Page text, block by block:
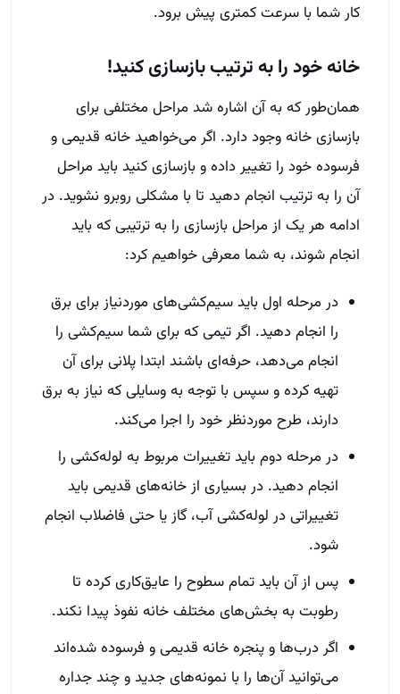
کار شما با سرعت کمتری پیش برود.
خانه خود را به ترتیب بازسازی کنید!
همان‌طور که به آن اشاره شد مراحل مختلفی برای
بازسازی خانه وجود دارد. اگر می‌خواهید خانه قدیمی و
فرسوده خود را تغییر داده و بازسازی کنید باید مراحل
آن را به ترتیب انجام دهید تا با مشکلی روبرو نشوید. در
ادامه هر یک از مراحل بازسازی را به ترتیبی که باید
انجام شوند، به شما معرفی خواهیم کرد:
در مرحله اول باید سیم‌کشی‌های موردنیاز برای برق
را انجام دهید. اگر تیمی که برای شما سیم‌کشی را
انجام می‌دهد، حرفه‌ای باشند ابتدا پلانی برای آن
تهیه کرده و سپس با توجه به وسایلی که نیاز به برق
دارند، طرح موردنظر خود را اجرا می‌کند.
در مرحله دوم باید تغییرات مربوط به لوله‌کشی را
انجام دهید. در بسیاری از خانه‌های قدیمی باید
تغییراتی در لوله‌کشی آب، گاز یا حتی فاضلاب انجام
شود.
پس از آن باید تمام سطوح را عایق‌کاری کرده تا
رطوبت به بخش‌های مختلف خانه نفوذ پیدا نکند.
اگر درب‌ها و پنجره خانه قدیمی و فرسوده شده‌اند
می‌توانید آن‌ها را با نمونه‌های جدید و چند جداره